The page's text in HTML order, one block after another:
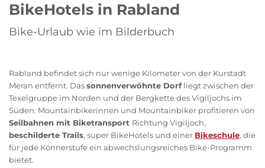
BikeHotels in Rabland
Bike-Urlaub wie im Bilderbuch
Rabland befindet sich nur wenige Kilometer von der Kurstadt
Meran entfernt. Dassonnenverwöhnte Dorfliegt zwischen der
Texelgruppe im Norden und der Bergkette des Vigiljochs im
Süden. Mountainbikerinnen und Mountainbiker profitieren von
Seilbahnen mit Biketransport Richtung Vigiljoch,
beschilderte Trails, super BikeHotels und einer Bikeschule, die
für jede Könnerstufe ein abwechslungsreiches Bike-Programm
bietet.